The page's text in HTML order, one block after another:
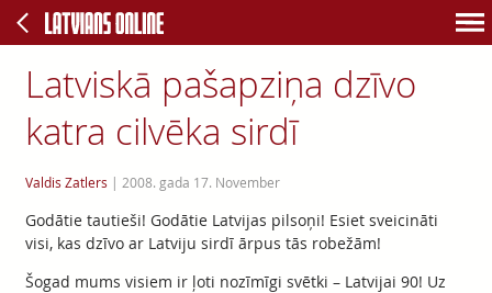
Latviskā pašapziņa dzīvo
katra cilvēka sirdī
Valdis Zatlers | 2008. gada 17. November
Godātie tautieši! Godātie Latvijas pilsoņi! Esiet sveicināti
visi, kas dzīvo ar Latviju sirdī ārpus tās robežām!
Šogad mums visiem ir ļoti nozīmīgi svētki – Latvijai 90! Uz